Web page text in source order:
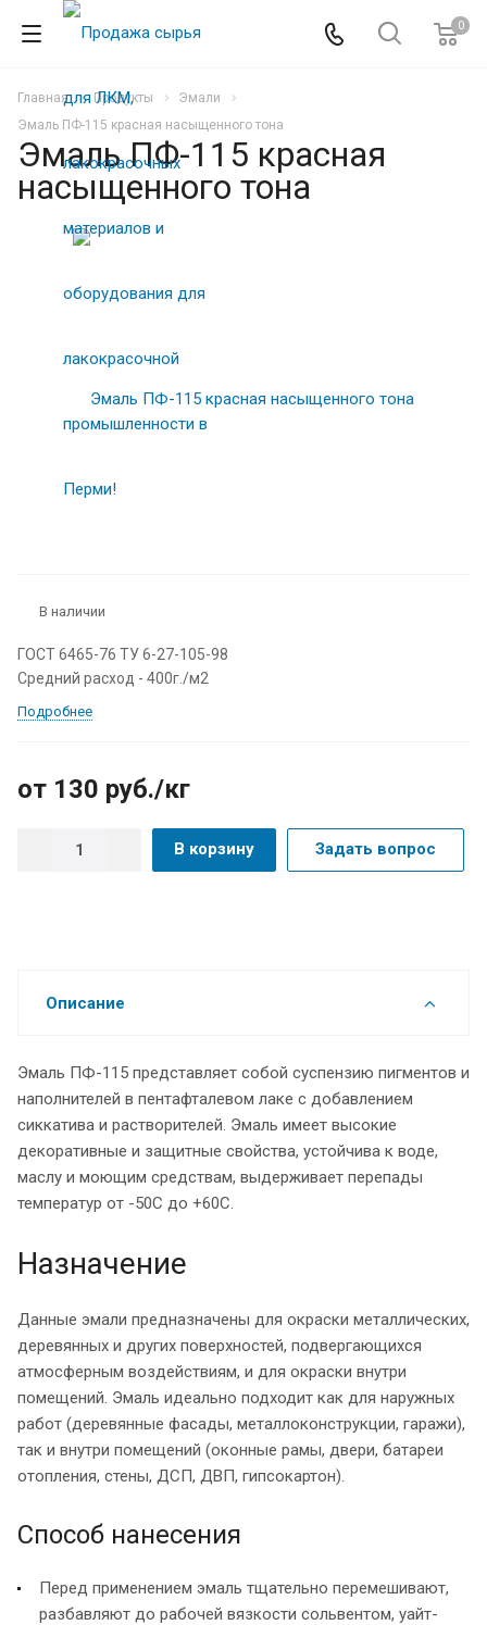
0
Главная Продукты
Эмали
Эмаль ПФ-115 красная насыщенного тона
Эмаль ПФ-115 красная
насыщенного тона
В наличии
ГОСТ 6465-76 ТУ 6-27-105-98
Средний расход - 400г./м2
Подробнее
от 130 руб./кг
В корзину Задать вопрос
Описание
Эмаль ПФ-115 представляет собой суспензию пигментов и
наполнителей в пентафталевом лаке с добавлением
сиккатива и растворителей. Эмаль имеет высокие
декоративные и защитные свойства, устойчива к воде,
маслу и моющим средствам, выдерживает перепады
температур от -50С до +60С.
Назначение
Данные эмали предназначены для окраски металлических,
деревянных и других поверхностей, подвергающихся
атмосферным воздействиям, и для окраски внутри
помещений. Эмаль идеально подходит как для наружных
работ (деревянные фасады, металлоконструкции, гаражи),
так и внутри помещений (оконные рамы, двери, батареи
отопления, стены, ДСП, ДВП, гипсокартон).
Способ нанесения
Перед применением эмаль тщательно перемешивают,
разбавляют до рабочей вязкости сольвентом, уайт-